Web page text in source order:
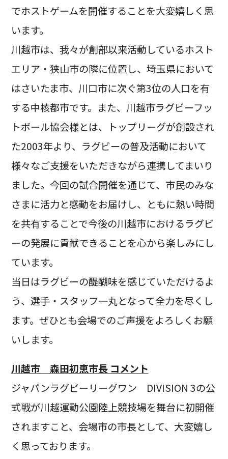
でホストゲームを開催することを大変嬉しく思
います。
川越市は、我々が創部以来活動しているホスト
エリア・狭山市の隣に位置し、埼玉県において
はさいたま市、川口市に次ぐ第3位の人口を有
する中核都市です。また、川越市ラグビーフッ
トボール協会様とは、トップリーグが創設され
た2003年より、ラグビーの普及活動において
様々なご支援をいただきながら連携してまいり
ました。今回の試合開催を通じて、市民のみな
さまに活力と感動をお届けし、ともに熱い時間
を共有することで今後の川越市におけるラグビ
ーの発展に貢献できることを心から楽しみにし
ています。
当日はラグビーの醍醐味を感じていただけるよ
う、選手・スタッフ一丸となって全力を尽くし
ます。ぜひとも会場でのご声援をよろしくお願
いします。
川越市 森田初恵市長 コメント
ジャパンラグビーリーグワン DIVISION 3の公
式戦が川越運動公園陸上競技場を舞台に初開催
されますこと、会場市の市長として、大変嬉し
く思っております。